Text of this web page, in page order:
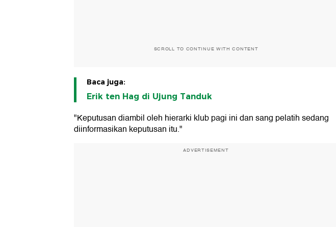
SCROLL TO CONTINUE WITH CONTENT
Baca juga:
Erik ten Hag di Ujung Tanduk
"Keputusan diambil oleh hierarki klub pagi ini dan sang pelatih sedang
diinformasikan keputusan itu."
ADVERTISEMENT